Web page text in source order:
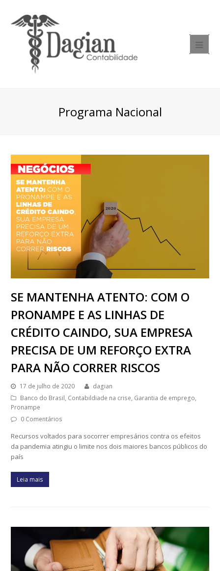
Programa Nacional
SE MANTENHA ATENTO: COM O
PRONAMPE E AS LINHAS DE
CRÉDITO CAINDO, SUA EMPRESA
PRECISA DE UM REFORÇO EXTRA
PARA NÃO CORRER RISCOS
17 de julho de 2020
dagian
Banco do Brasil, Contabildiade na crise, Garantia de emprego,
Pronampe
0 Comentários
Recursos voltados para socorrer empresários contra os efeitos
da pandemia atingiu o limite nos dois maiores bancos públicos do
país
Leia mais